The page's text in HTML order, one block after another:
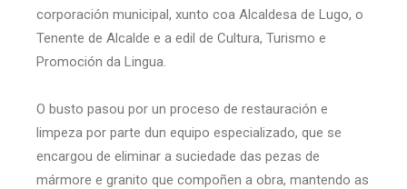
corporación municipal, xunto coa Alcaldesa de Lugo, o
Tenente de Alcalde e a edil de Cultura, Turismo e
Promoción da Lingua.
O busto pasou por un proceso de restauración e
limpeza por parte dun equipo especializado, que se
encargou de eliminar a suciedade das pezas de
mármore e granito que compoñen a obra, mantendo as